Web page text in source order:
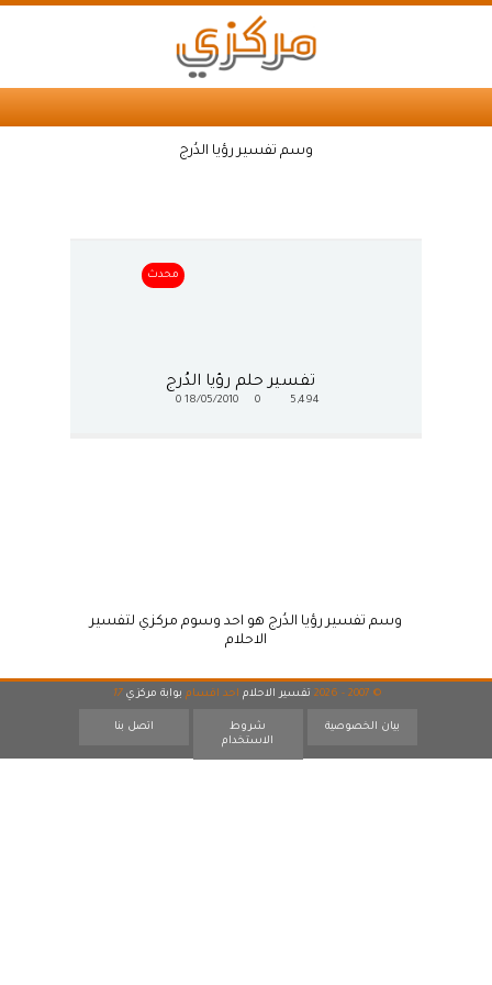
وسم تفسير رؤيا الدُرج
محدث
تفسير حلم رؤيا الدُرج
5,494
0
18/05/2010
0
وسم تفسير رؤيا الدُرج هو احد وسوم مركزي لتفسير
الاحلام
© 2007 - 2026 تفسير الاحلام احد اقسام بوابة مركزي 17
بيان الخصوصية
شروط
الاستخدام
اتصل بنا